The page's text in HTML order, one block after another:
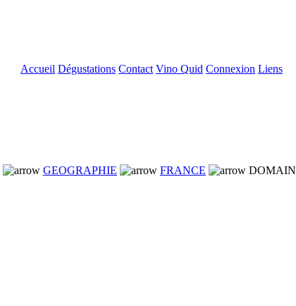
Accueil Dégustations Contact Vino Quid Connexion Liens
GEOGRAPHIE FRANCE